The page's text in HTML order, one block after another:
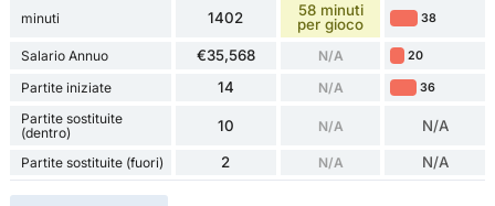
minuti 1402
58 minuti
per gioco
38
Salario Annuo €35,568 N/A 20
Partite iniziate 14 N/A 36
Partite sostituite
(dentro)
10 N/A N/A
Partite sostituite (fuori) 2 N/A N/A